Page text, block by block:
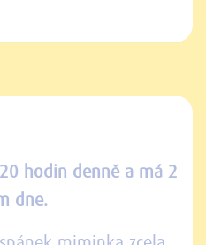
hodin denně a má 2
dne.